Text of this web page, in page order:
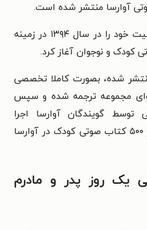
آوارسا منتشر شده است.
گروه فرهنگی آوارسا، فعالیت خود را در سال ۱۳۹۴ در زمینه
کودک و نوجوان آغاز کرد.
شده، بصورت کاملا تخصصی
مجموعه ترجمه شده و سپس
گویندگان آوارسا اجرا
می‌شوند. تا کنون بیش از ۵۰۰ کتاب صوتی کودک در آوارسا
یک روز پدر و مادرم